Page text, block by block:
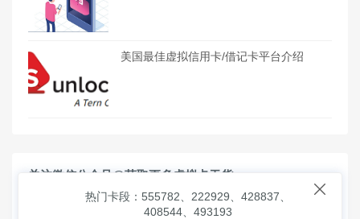
美国最佳虚拟信用卡/借记卡平台介绍
关注微信公众号@获取更多虚拟卡干货

热门卡段：555782、222929、428837、
408544、493193